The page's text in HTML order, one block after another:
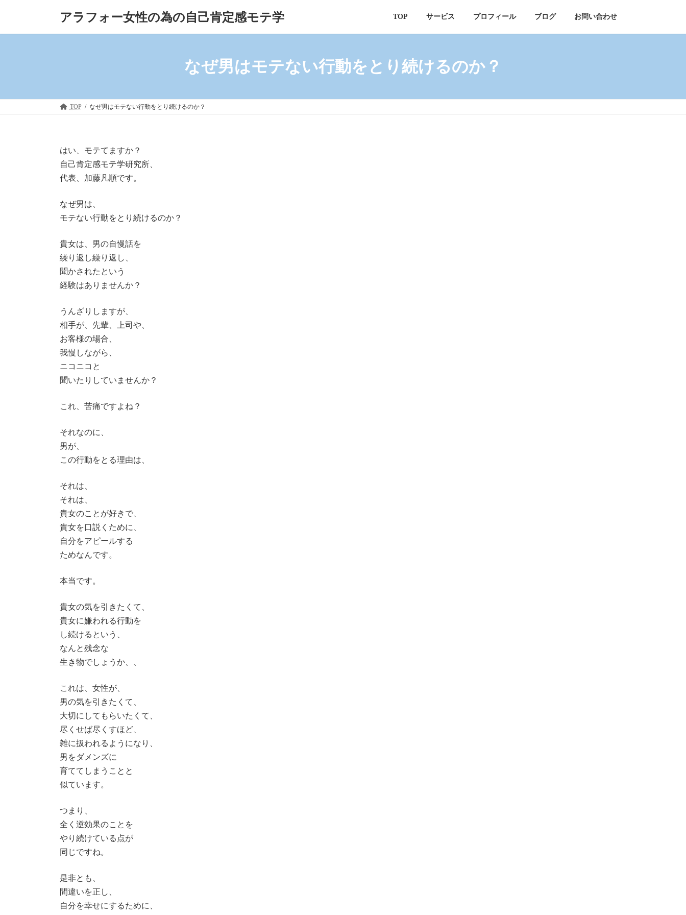
ン
プ
ー
動
アラフォー女性の為の自己肯定感モテ学 TOP サービス プロフィール ブログ お問い合わせ
なぜ男はモテない行動をとり続けるのか？
TOP なぜ男はモテない行動をとり続けるのか？
はい、モテてますか？
自己肯定感モテ学研究所、
代表、加藤凡順です。
なぜ男は、
モテない行動をとり続けるのか？
貴女は、男の自慢話を
繰り返し繰り返し、
聞かされたという
経験はありませんか？
うんざりしますが、
相手が、先輩、上司や、
お客様の場合、
我慢しながら、
ニコニコと
聞いたりしていませんか？
これ、苦痛ですよね？
それなのに、
男が、
この行動をとる理由は、
それは、
それは、
貴女のことが好きで、
貴女を口説くために、
自分をアピールする
ためなんです。
本当です。
貴女の気を引きたくて、
貴女に嫌われる行動を
し続けるという、
なんと残念な
生き物でしょうか、、
これは、女性が、
男の気を引きたくて、
大切にしてもらいたくて、
尽くせば尽くすほど、
雑に扱われるようになり、
男をダメンズに
育ててしまうことと
似ています。
つまり、
全く逆効果のことを
やり続けている点が
同じですね。
是非とも、
間違いを正し、
自分を幸せにするために、